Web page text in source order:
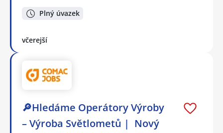
Plný úvazek
včerejší
🔎Hledáme Operátory Výroby
– Výroba Světlometů | Nový